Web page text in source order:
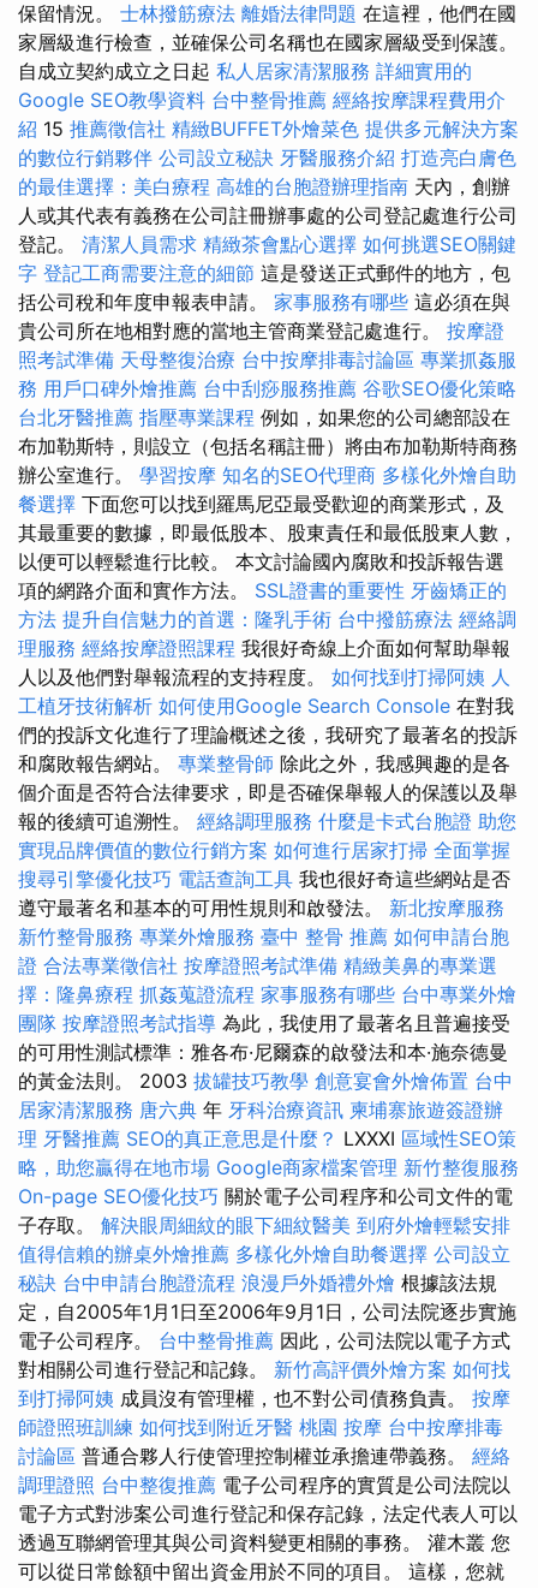
保留情況。 士林撥筋療法 離婚法律問題 在這裡，他們在國
家層級進行檢查，並確保公司名稱也在國家層級受到保護。
自成立契約成立之日起 私人居家清潔服務 詳細實用的
Google SEO教學資料 台中整骨推薦 經絡按摩課程費用介
紹 15 推薦徵信社 精緻BUFFET外燴菜色 提供多元解決方案
的數位行銷夥伴 公司設立秘訣 牙醫服務介紹 打造亮白膚色
的最佳選擇：美白療程 高雄的台胞證辦理指南 天內，創辦
人或其代表有義務在公司註冊辦事處的公司登記處進行公司
登記。 清潔人員需求 精緻茶會點心選擇 如何挑選SEO關鍵
字 登記工商需要注意的細節 這是發送正式郵件的地方，包
括公司稅和年度申報表申請。 家事服務有哪些 這必須在與
貴公司所在地相對應的當地主管商業登記處進行。 按摩證
照考試準備 天母整復治療 台中按摩排毒討論區 專業抓姦服
務 用戶口碑外燴推薦 台中刮痧服務推薦 谷歌SEO優化策略
台北牙醫推薦 指壓專業課程 例如，如果您的公司總部設在
布加勒斯特，則設立（包括名稱註冊）將由布加勒斯特商務
辦公室進行。 學習按摩 知名的SEO代理商 多樣化外燴自助
餐選擇 下面您可以找到羅馬尼亞最受歡迎的商業形式，及
其最重要的數據，即最低股本、股東責任和最低股東人數，
以便可以輕鬆進行比較。 本文討論國內腐敗和投訴報告選
項的網路介面和實作方法。 SSL證書的重要性 牙齒矯正的
方法 提升自信魅力的首選：隆乳手術 台中撥筋療法 經絡調
理服務 經絡按摩證照課程 我很好奇線上介面如何幫助舉報
人以及他們對舉報流程的支持程度。 如何找到打掃阿姨 人
工植牙技術解析 如何使用Google Search Console 在對我
們的投訴文化進行了理論概述之後，我研究了最著名的投訴
和腐敗報告網站。 專業整骨師 除此之外，我感興趣的是各
個介面是否符合法律要求，即是否確保舉報人的保護以及舉
報的後續可追溯性。 經絡調理服務 什麼是卡式台胞證 助您
實現品牌價值的數位行銷方案 如何進行居家打掃 全面掌握
搜尋引擎優化技巧 電話查詢工具 我也很好奇這些網站是否
遵守最著名和基本的可用性規則和啟發法。 新北按摩服務
新竹整骨服務 專業外燴服務 臺中 整骨 推薦 如何申請台胞
證 合法專業徵信社 按摩證照考試準備 精緻美鼻的專業選
擇：隆鼻療程 抓姦蒐證流程 家事服務有哪些 台中專業外燴
團隊 按摩證照考試指導 為此，我使用了最著名且普遍接受
的可用性測試標準：雅各布·尼爾森的啟發法和本·施奈德曼
的黃金法則。 2003 拔罐技巧教學 創意宴會外燴佈置 台中
居家清潔服務 唐六典 年 牙科治療資訊 柬埔寨旅遊簽證辦
理 牙醫推薦 SEO的真正意思是什麼？ LXXXI 區域性SEO策
略，助您贏得在地市場 Google商家檔案管理 新竹整復服務
On-page SEO優化技巧 關於電子公司程序和公司文件的電
子存取。 解決眼周細紋的眼下細紋醫美 到府外燴輕鬆安排
值得信賴的辦桌外燴推薦 多樣化外燴自助餐選擇 公司設立
秘訣 台中申請台胞證流程 浪漫戶外婚禮外燴 根據該法規
定，自2005年1月1日至2006年9月1日，公司法院逐步實施
電子公司程序。 台中整骨推薦 因此，公司法院以電子方式
對相關公司進行登記和記錄。 新竹高評價外燴方案 如何找
到打掃阿姨 成員沒有管理權，也不對公司債務負責。 按摩
師證照班訓練 如何找到附近牙醫 桃園 按摩 台中按摩排毒
討論區 普通合夥人行使管理控制權並承擔連帶義務。 經絡
調理證照 台中整復推薦 電子公司程序的實質是公司法院以
電子方式對涉案公司進行登記和保存記錄，法定代表人可以
透過互聯網管理其與公司資料變更相關的事務。 灌木叢 您
可以從日常餘額中留出資金用於不同的項目。 這樣，您就